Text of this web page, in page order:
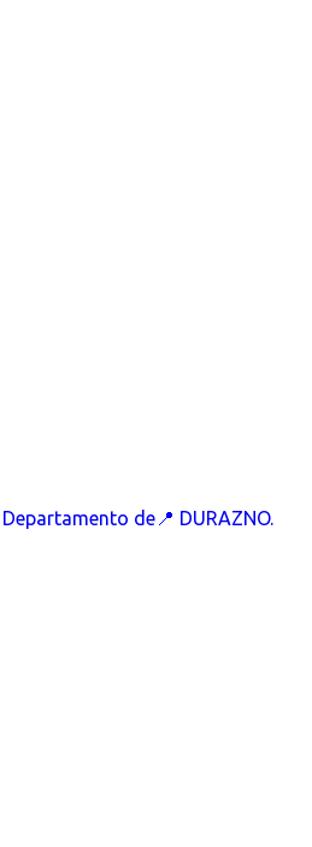
de📍 DURAZNO.